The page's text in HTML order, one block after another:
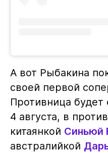
А вот Рыбакина
своей первой
Противница будет
4 августа, в
китаянкой Синьюй
австралийкой